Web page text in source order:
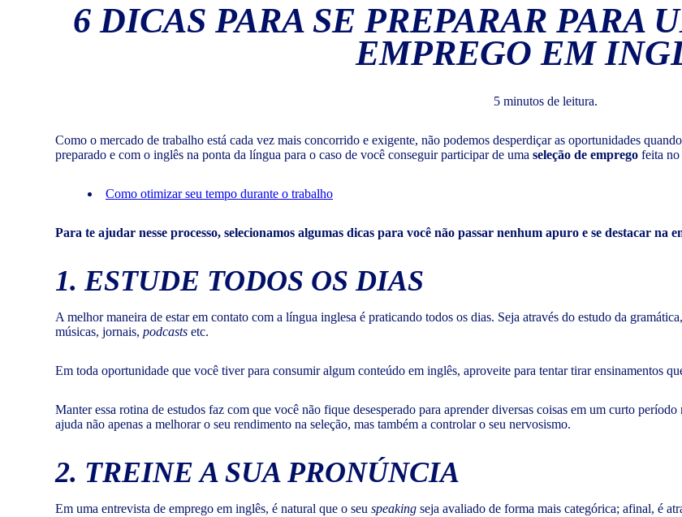
6 DICAS PARA SE PREPARAR PARA
EMPREGO EM
5 minutos de leitura.
Como o mercado de trabalho está cada vez mais concorrido e exigente, não podemos desperdiçar as oportunidades
preparado e com o inglês na ponta da língua para o caso de você conseguir participar de uma seleção de emprego feita
Como otimizar seu tempo durante o trabalho
Para te ajudar nesse processo, selecionamos algumas dicas para você não passar nenhum apuro e se destacar na
1. ESTUDE TODOS OS DIAS
A melhor maneira de estar em contato com a língua inglesa é praticando todos os dias. Seja através do estudo da
músicas, jornais, podcasts etc.
Em toda oportunidade que você tiver para consumir algum conteúdo em inglês, aproveite para tentar tirar ensinamentos
Manter essa rotina de estudos faz com que você não fique desesperado para aprender diversas coisas em um curto
ajuda não apenas a melhorar o seu rendimento na seleção, mas também a controlar o seu nervosismo.
2. TREINE A SUA PRONÚNCIA
Em uma entrevista de emprego em inglês, é natural que o seu speaking seja avaliado de forma mais categórica; afinal, é